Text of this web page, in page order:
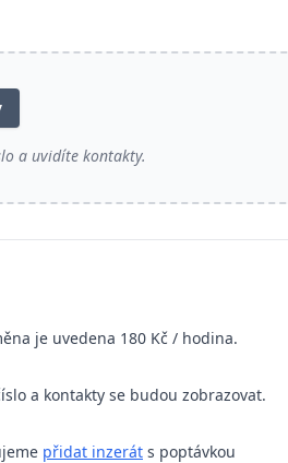
a uvidíte kontakty.
je uvedena 180 Kč / hodina.
a kontakty se budou zobrazovat.
přidat inzerát s poptávkou